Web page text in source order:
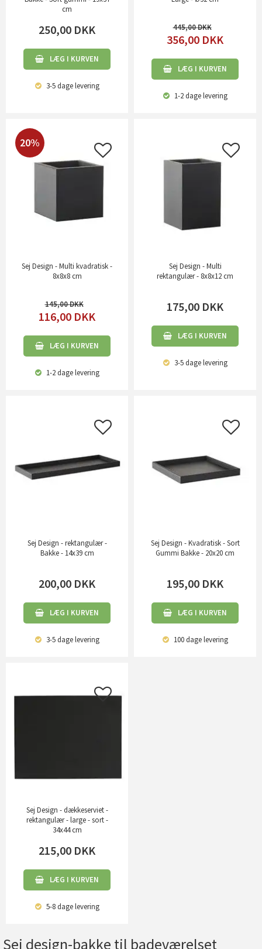
cm
250,00 DKK
LÆG I KURVEN
3-5 dagelevering
445,00
356,00 DKK
LÆG I KURVEN
1-2 dagelevering
20%
Sej Design - Multi kvadratisk -
8x8x8 cm
145,00
116,00 DKK
LÆG I KURVEN
1-2 dagelevering
Sej Design - Multi
rektangulær - 8x8x12 cm
175,00 DKK
LÆG I KURVEN
3-5 dagelevering
Sej Design - rektangulær -
Bakke - 14x39 cm
200,00 DKK
LÆG I KURVEN
3-5 dagelevering
Sej Design - Kvadratisk - Sort
Gummi Bakke - 20x20 cm
195,00 DKK
LÆG I KURVEN
100 dagelevering
Sej Design - dækkeserviet -
rektangulær - large - sort -
34x44 cm
215,00 DKK
LÆG I KURVEN
5-8 dagelevering
Sej design-bakke til badeværelset